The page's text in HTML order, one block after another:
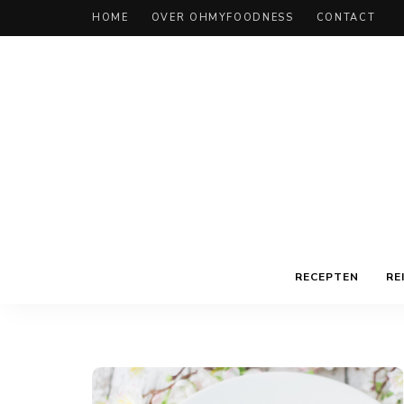
HOME OVER OHMYFOODNESS CONTACT
RECEPTEN